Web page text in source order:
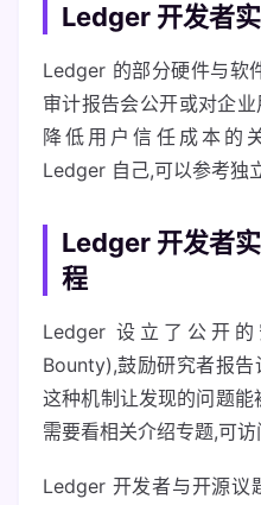
Ledger 开发者
Ledger 的部分硬件与软
审计报告会公开或对企
降低用户信任成本
Ledger 自己,可以参考独
Ledger 开发者
程
Ledger 设立了公开
Bounty),鼓励研究者报告
这种机制让发现的问题能
需要看相关介绍专题,可访
Ledger 开发者与开源议